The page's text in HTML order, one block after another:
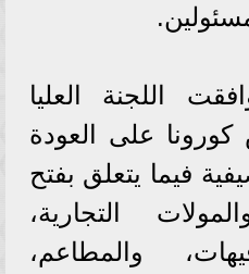
اللجنة العليا
على العودة
فيما يتعلق بفتح
التجارية،
والمطاعم،